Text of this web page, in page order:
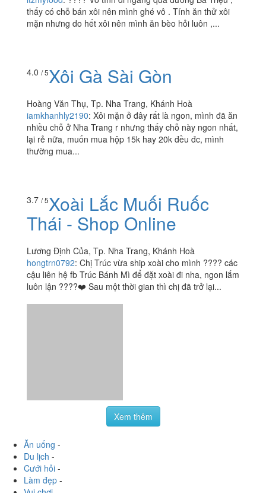
Thịt Nướng
itzmyfood:???? Vô tình đi ngang qua đường Bà Triệu ,
thấy có chỗ bán xôi nên mình ghé vô . Tính ăn thử xôi
mặn nhưng do hết xôi nên mình ăn bèo hỏi luôn ,...
Hoàng Văn Thụ, Tp. Nha Trang, Khánh Hoà
iamkhanhly2190 :Xôi mặn ở đây rất là ngon, mình đã ăn
nhiều chỗ ở Nha Trang r nhưng thấy chỗ này ngon nhất,
lại rẻ nữa, muốn mua hộp 15k hay 20k đều đc, mình
thường mua...
3.7 Xoài Lắc Muối Ruốc
Ăn uống
Du lịch-
Cưới hỏi-